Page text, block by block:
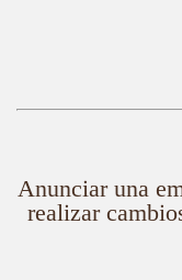
Anunciar una
realizar